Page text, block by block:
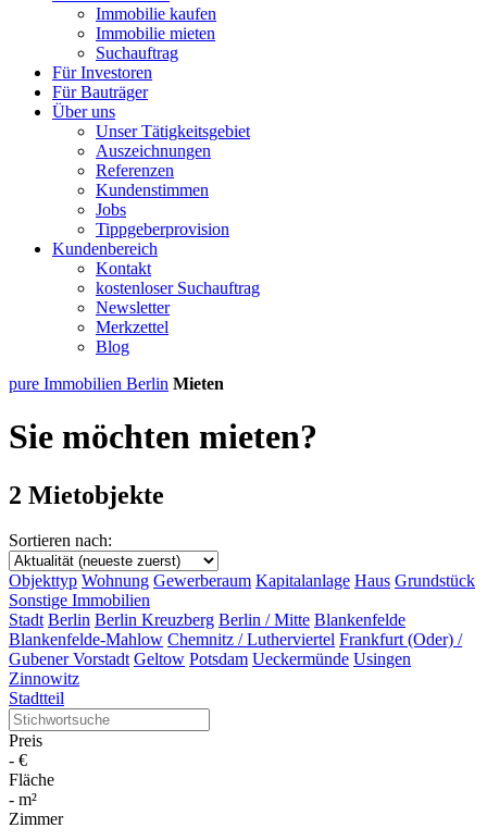
Immobilie kaufen
Immobilie mieten
Suchauftrag
Für Investoren
Für Bauträger
Über uns
Unser Tätigkeitsgebiet
Auszeichnungen
Referenzen
Kundenstimmen
Jobs
Tippgeberprovision
Kundenbereich
Kontakt
kostenloser Suchauftrag
Newsletter
Merkzettel
Blog
pure Immobilien Berlin Mieten
Sie möchten mieten?
2 Mietobjekte
Sortieren nach:
Objekttyp Wohnung Gewerberaum Kapitalanlage Haus Grundstück
Sonstige Immobilien
Stadt Berlin Berlin Kreuzberg Berlin / Mitte Blankenfelde
Blankenfelde-Mahlow Chemnitz / Lutherviertel Frankfurt (Oder) /
Gubener Vorstadt Geltow Potsdam Ueckermünde Usingen
Zinnowitz
Stadtteil
Preis
- €
Fläche
- m²
Zimmer